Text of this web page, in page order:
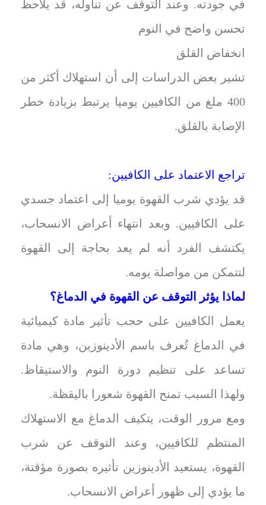
في جودته. وعند التوقف عن تناوله، قد يلاحظ
تحسن واضح في النوم
انخفاض القلق
تشير بعض الدراسات إلى أن استهلاك أكثر من
400 ملغ من الكافيين يوميا يرتبط بزيادة خطر
الإصابة بالقلق.
تراجع الاعتماد على الكافيين:
قد يؤدي شرب القهوة يوميا إلى اعتماد جسدي
على الكافيين. وبعد انتهاء أعراض الانسحاب،
يكتشف الفرد أنه لم يعد بحاجة إلى القهوة
لتتمكن من مواصلة يومه.
لماذا يؤثر التوقف عن القهوة في الدماغ؟
يعمل الكافيين على حجب تأثير مادة كيميائية
في الدماغ تُعرف باسم الأدينوزين، وهي مادة
تساعد على تنظيم دورة النوم والاستيقاظ.
ولهذا السبب تمنح القهوة شعورا باليقظة.
ومع مرور الوقت، يتكيف الدماغ مع الاستهلاك
المنتظم للكافيين، وعند التوقف عن شرب
القهوة، يستعيد الأدينوزين تأثيره بصورة مؤقتة،
ما يؤدي إلى ظهور أعراض الانسحاب.